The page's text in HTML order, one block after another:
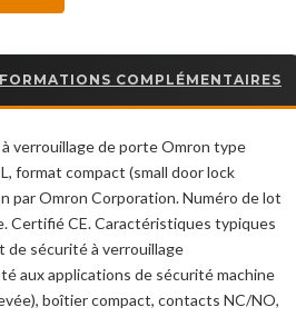
COMPLÉMENTAIRES
verrouillage de porte Omron type
format compact (small door lock
par Omron Corporation. Numéro de lot
Certifié CE. Caractéristiques typiques
de sécurité à verrouillage
aux applications de sécurité machine
boîtier compact, contacts NC/NO,